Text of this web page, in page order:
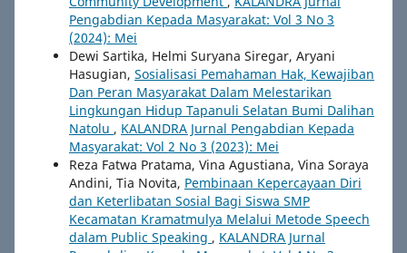
Pengabdian Kepada Masyarakat: Vol 3 No 3
(2024): Mei
Dewi Sartika, Helmi Suryana Siregar, Aryani
Hasugian, Sosialisasi Pemahaman Hak, Kewajiban
Dan Peran Masyarakat Dalam Melestarikan
Lingkungan Hidup Tapanuli Selatan Bumi Dalihan
Natolu , KALANDRA Jurnal Pengabdian Kepada
Masyarakat: Vol 2 No 3 (2023): Mei
Reza Fatwa Pratama, Vina Agustiana, Vina Soraya
Andini, Tia Novita, Pembinaan Kepercayaan Diri
dan Keterlibatan Sosial Bagi Siswa SMP
Kecamatan Kramatmulya Melalui Metode Speech
dalam Public Speaking , KALANDRA Jurnal